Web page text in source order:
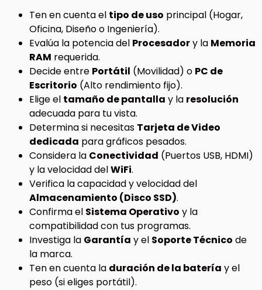
Ten en cuenta el tipo de uso principal (Hogar,
Oficina, Diseño o Ingeniería).
Evalúa la potencia del Procesadory la Memoria
RAM requerida.
Decide entre Portátil (Movilidad) o PC de
Escritorio (Alto rendimiento fijo).
Elige el tamaño de pantalla y la resolución
adecuada para tu vista.
Determina si necesitas Tarjeta de Video
dedicada para gráficos pesados.
Considera la Conectividad (Puertos USB, HDMI)
y la velocidad delWiFi.
Verifica la capacidad y velocidad del
Almacenamiento (Disco SSD).
Confirma el Sistema Operativo y la
compatibilidad con tus programas.
Investiga la Garantía y el Soporte Técnico de
la marca.
Ten en cuenta la duración de la batería y el
peso (si eliges portátil).